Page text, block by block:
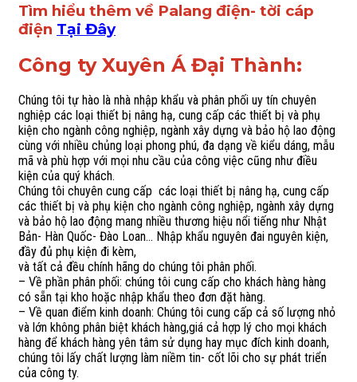
Tìm hiểu thêm về Palang điện- tời cáp
điện Tại Đây
Công ty Xuyên Á Đại Thành:
Chúng tôi tự hào là nhà nhập khẩu và phân phối uy tín chuyên
nghiệp các loại thiết bị nâng hạ, cung cấp các thiết bị và phụ
kiện cho ngành công nghiệp, ngành xây dựng và bảo hộ lao động
cùng với nhiều chủng loại phong phú, đa dạng về kiểu dáng, mẫu
mã và phù hợp với mọi nhu cầu của công việc cũng như điều
kiện của quý khách.
Chúng tôi chuyên cung cấp các loại thiết bị nâng hạ, cung cấp
các thiết bị và phụ kiện cho ngành công nghiệp, ngành xây dựng
và bảo hộ lao động mang nhiều thương hiệu nổi tiếng như Nhật
Bản- Hàn Quốc- Đào Loan… Nhập khẩu nguyên đai nguyên kiện,
đầy đủ phụ kiện đi kèm,
và tất cả đều chính hãng do chúng tôi phân phối.
– Về phần phân phối: chúng tôi cung cấp cho khách hàng hàng
có sẵn tại kho hoặc nhập khẩu theo đơn đặt hàng.
– Về quan điểm kinh doanh: Chúng tôi cung cấp cả số lượng nhỏ
và lớn không phân biệt khách hàng,giá cả hợp lý cho mọi khách
hàng để khách hàng yên tâm sử dụng hay mục đích kinh doanh,
chúng tôi lấy chất lượng làm niềm tin- cốt lõi cho sự phát triển
của công ty.